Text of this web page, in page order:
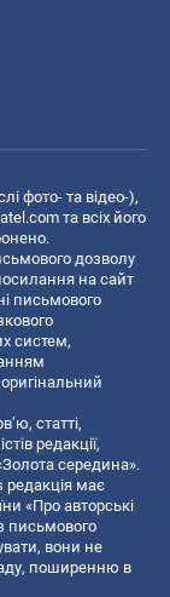
фото- та відео-),
та всіх його
дозволу
на сайт
письмового
систем,
статті,
редакції,
середина».
редакція має
«Про авторські
письмового
вони не
поширенню в